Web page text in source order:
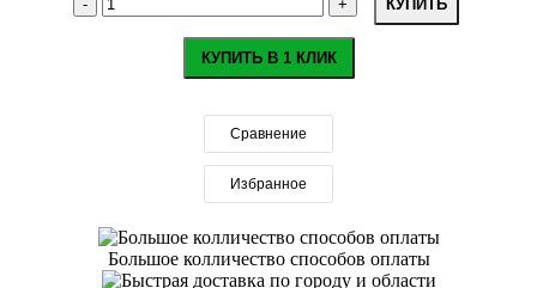
КУПИТЬ
КУПИТЬ В 1 КЛИК
Сравнение
Избранное
Большое колличество способов оплаты